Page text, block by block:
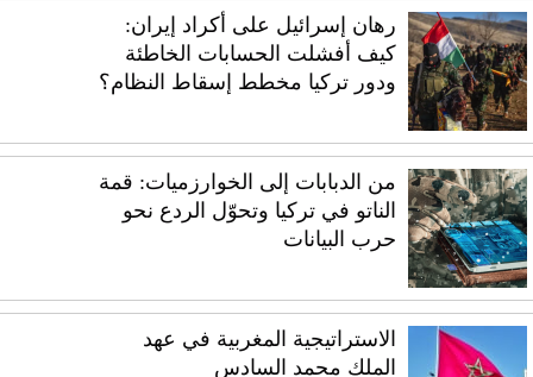
رهان إسرائيل على أكراد إيران:
كيف أفشلت الحسابات الخاطئة
ودور تركيا مخطط إسقاط النظام؟
من الدبابات إلى الخوارزميات: قمة
الناتو في تركيا وتحوّل الردع نحو
حرب البيانات
الاستراتيجية المغربية في عهد
الملك محمد السادس